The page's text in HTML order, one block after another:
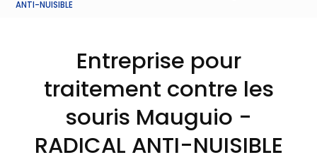
ANTI-NUISIBLE
Entreprise pour
traitement contre les
souris Mauguio -
RADICAL ANTI-NUISIBLE